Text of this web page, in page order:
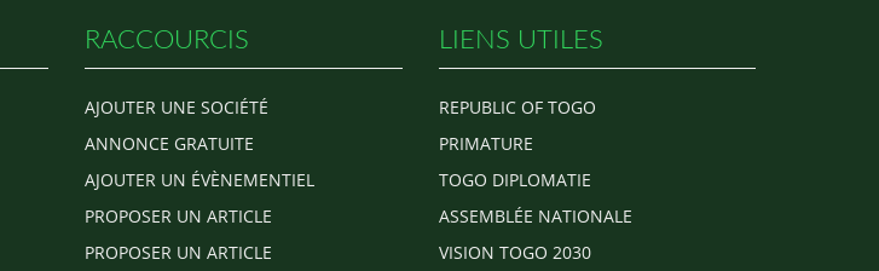
RACCOURCIS
AJOUTER UNE SOCIÉTÉ
ANNONCE GRATUITE
AJOUTER UN ÉVÈNEMENTIEL
PROPOSER UN ARTICLE
PROPOSER UN ARTICLE
LIENS UTILES
REPUBLIC OF TOGO
PRIMATURE
TOGO DIPLOMATIE
ASSEMBLÉE NATIONALE
VISION TOGO 2030